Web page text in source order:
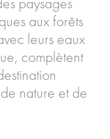
aux forêts
leurs eaux
complètent
nature et de